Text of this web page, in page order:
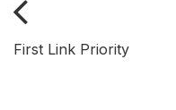
First Link Priority